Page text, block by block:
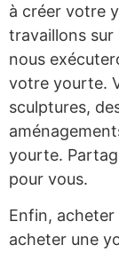
à créer votre
travaillons
nous
votre yourte.
sculptures,
yourte.
pour vous.
Enfin, acheter
acheter une